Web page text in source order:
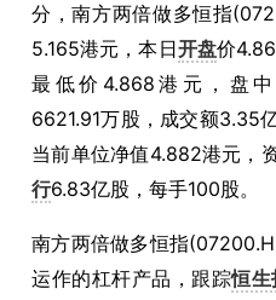
分，南方两倍做多恒指
5.165港元，本日开盘价
最低价4.868港元，盘
6621.91万股，成交额3.35
当前单位净值4.882港元，
行6.83亿股，每手100股。
南方两倍做多恒指
运作的杠杆产品，跟踪恒生